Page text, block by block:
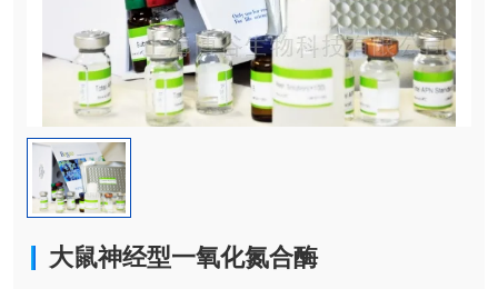
大鼠神经型一氧化氮合酶